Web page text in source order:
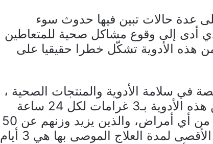
على عدة حالات تبين فيها حدوث سوء
أدى إلى وقوع مشاكل صحية للمتعاطين
هذه الأدوية تشكّل خطرا حقيقيا على
في سلامة الأدوية والمنتجات الصحية ،
فقد حدّدت الجرعة القصوى من هذه الأدوية بـ3 غرامات لكل 24 ساعة
بالنسبة للبالغين الذين لا يعانون من أي أمراض، والذين يزيد وزنهم عن 50
كيلوغراما، مشيرة إلى أن الحد الأقصى لمدة العلاج الموصى بها هي 3 أيام